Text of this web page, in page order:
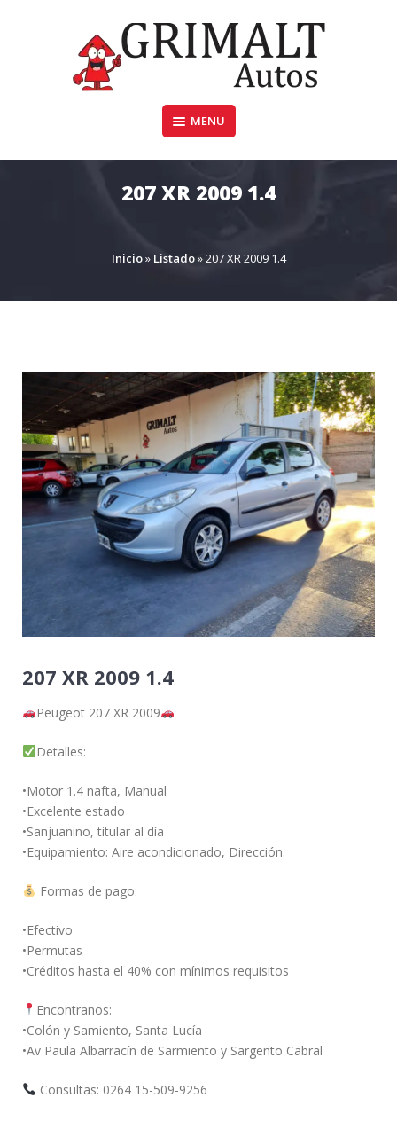
GRIMALTAUTOS.COM.AR
MENU
207 XR 2009 1.4
Inicio» Listado»207 XR 2009 1.4
207 XR 2009 1.4
Peugeot 207 XR 2009
Detalles:
•Motor 1.4 nafta, Manual
•Excelente estado
•Sanjuanino, titular al día
•Equipamiento: Aire acondicionado, Dirección.
Formas de pago:
•Efectivo
•Permutas
•Créditos hasta el 40% con mínimos requisitos
Encontranos:
•Colón y Samiento, Santa Lucía
•Av Paula Albarracín de Sarmiento y Sargento Cabral
Consultas: 0264 15-509-9256